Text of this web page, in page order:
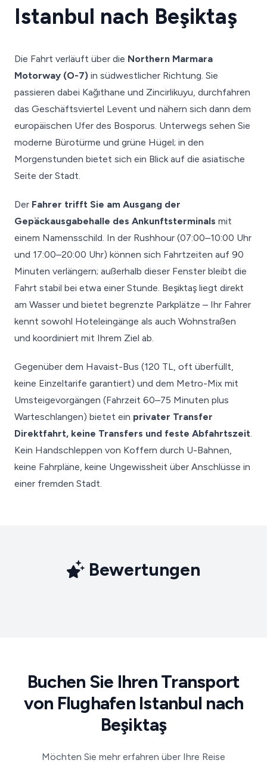
Istanbul nach Beşiktaş
Die Fahrt verläuft über die Northern Marmara
Motorway (O-7) in südwestlicher Richtung. Sie
passieren dabei Kağıthane und Zincirlikuyu, durchfahren
das Geschäftsviertel Levent und nähern sich dann dem
europäischen Ufer des Bosporus. Unterwegs sehen Sie
moderne Bürotürme und grüne Hügel; in den
Morgenstunden bietet sich ein Blick auf die asiatische
Seite der Stadt.
Der Fahrer trifft Sie am Ausgang der
Gepäckausgabehalle des Ankunftsterminals mit
einem Namensschild. In der Rushhour (07:00–10:00 Uhr
und 17:00–20:00 Uhr) können sich Fahrtzeiten auf 90
Minuten verlängern; außerhalb dieser Fenster bleibt die
Fahrt stabil bei etwa einer Stunde. Beşiktaş liegt direkt
am Wasser und bietet begrenzte Parkplätze – Ihr Fahrer
kennt sowohl Hoteleingänge als auch Wohnstraßen
und koordiniert mit Ihrem Ziel ab.
Gegenüber dem Havaist-Bus (120 TL, oft überfüllt,
keine Einzeltarife garantiert) und dem Metro-Mix mit
Umsteigevorgängen (Fahrzeit 60–75 Minuten plus
Warteschlangen) bietet ein privater Transfer
Direktfahrt, keine Transfers und feste Abfahrtszeit.
Kein Handschleppen von Koffern durch U-Bahnen,
keine Fahrpläne, keine Ungewissheit über Anschlüsse in
einer fremden Stadt.
Bewertungen
Buchen Sie Ihren Transport
von Flughafen Istanbul nach
Beşiktaş
Möchten Sie mehr erfahren über Ihre Reise